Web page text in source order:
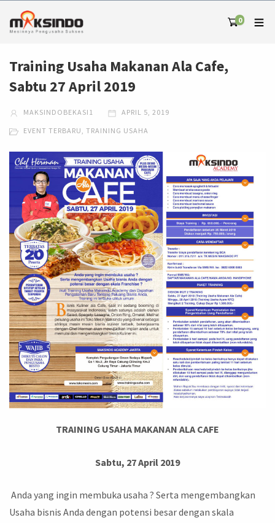
0
Training Usaha Makanan Ala Cafe,
Sabtu 27 April 2019
MAKSINDOBEKASI1 APRIL 5, 2019
EVENT TERBARU, TRAINING USAHA
TRAINING USAHA MAKANAN ALA CAFE
Sabtu, 27 April 2019
Anda yang ingin membuka usaha ? Serta mengembangkan
Usaha bisnis Anda dengan potensi besar dengan skala